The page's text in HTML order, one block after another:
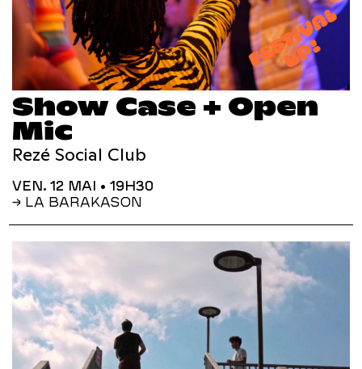
Show Case + Open
Mic
Rezé Social Club
VEN. 12 MAI • 19H30
→ LA BARAKASON